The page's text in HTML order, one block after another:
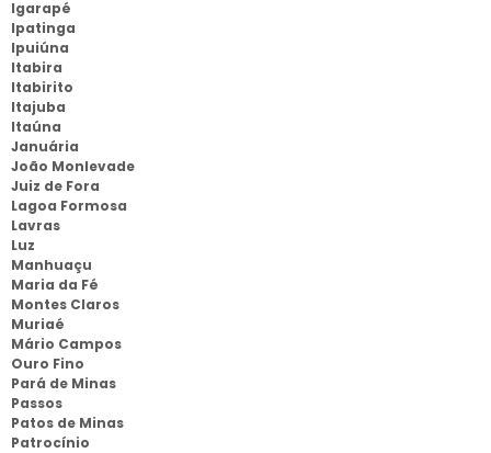
Igarapé
Ipatinga
Ipuiúna
Itabira
Itabirito
Itajuba
Itaúna
Januária
João Monlevade
Juiz de Fora
Lagoa Formosa
Lavras
Luz
Manhuaçu
Maria da Fé
Montes Claros
Muriaé
Mário Campos
Ouro Fino
Pará de Minas
Passos
Patos de Minas
Patrocínio